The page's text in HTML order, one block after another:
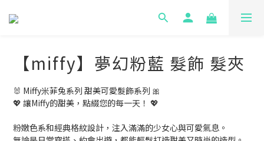
【miffy】夢幻粉藍 髮飾 髮夾
🐰 Miffy米菲兔系列 甜美可愛髮飾系列 🎀
💖 讓Miffy的甜美，點綴您的每一天！ 💖
粉嫩色系和經典格紋設計，注入滿滿的少女心與可愛氣息。